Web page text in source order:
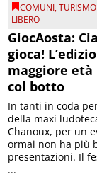
COMUNI,
LIBERO
GiocAosta:
gioca!
maggiore età
col botto
In tanti in coda
della maxi
Chanoux, per un
ormai non ha più
presentazioni. Il
...